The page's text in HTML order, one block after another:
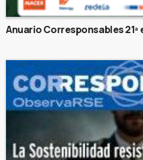
Anuario Corresponsables